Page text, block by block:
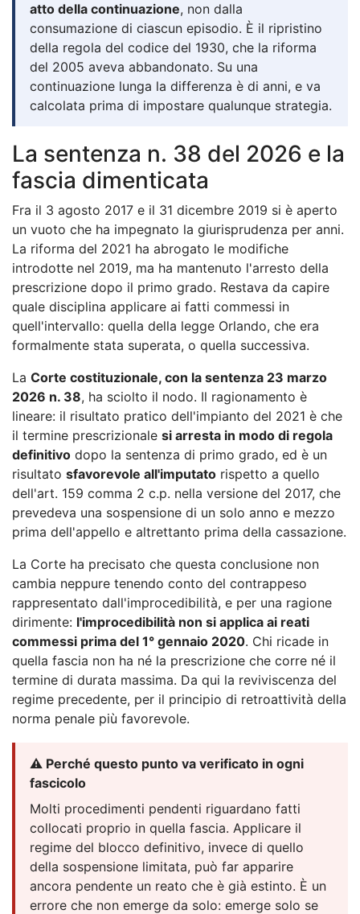
atto della continuazione, non dalla
consumazione di ciascun episodio. È il ripristino
della regola del codice del 1930, che la riforma
del 2005 aveva abbandonato. Su una
continuazione lunga la differenza è di anni, e va
calcolata prima di impostare qualunque strategia.
La sentenza n. 38 del 2026 e la
fascia dimenticata
Fra il 3 agosto 2017 e il 31 dicembre 2019 si è aperto
un vuoto che ha impegnato la giurisprudenza per anni.
La riforma del 2021 ha abrogato le modifiche
introdotte nel 2019, ma ha mantenuto l'arresto della
prescrizione dopo il primo grado. Restava da capire
quale disciplina applicare ai fatti commessi in
quell'intervallo: quella della legge Orlando, che era
formalmente stata superata, o quella successiva.
La Corte costituzionale, con la sentenza 23 marzo
2026 n. 38, ha sciolto il nodo. Il ragionamento è
lineare: il risultato pratico dell'impianto del 2021 è che
il termine prescrizionale si arresta in modo di regola
definitivo dopo la sentenza di primo grado, ed è un
risultato sfavorevole all'imputato rispetto a quello
dell'art. 159 comma 2 c.p. nella versione del 2017, che
prevedeva una sospensione di un solo anno e mezzo
prima dell'appello e altrettanto prima della cassazione.
La Corte ha precisato che questa conclusione non
cambia neppure tenendo conto del contrappeso
rappresentato dall'improcedibilità, e per una ragione
dirimente: l'improcedibilità non si applica ai reati
commessi prima del 1° gennaio 2020. Chi ricade in
quella fascia non ha né la prescrizione che corre né il
termine di durata massima. Da qui la reviviscenza del
regime precedente, per il principio di retroattività della
norma penale più favorevole.
⚠️ Perché questo punto va verificato in ogni
fascicolo
Molti procedimenti pendenti riguardano fatti
collocati proprio in quella fascia. Applicare il
regime del blocco definitivo, invece di quello
della sospensione limitata, può far apparire
ancora pendente un reato che è già estinto. È un
errore che non emerge da solo: emerge solo se